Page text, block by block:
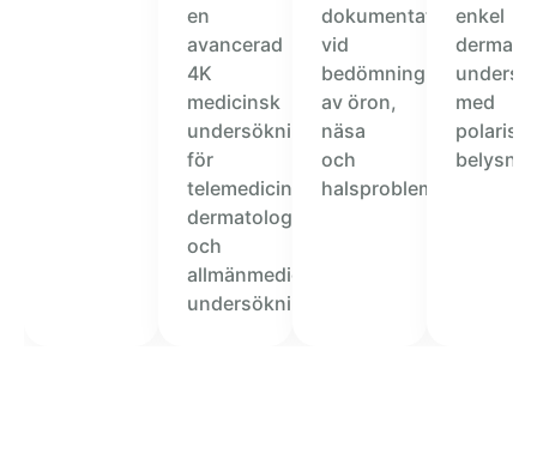
en
avancerad
4K
medicinsk
undersökningskamera
för
telemedicin,
dermatologi
och
allmänmedicinska
undersökningar.
dokumentation
vid
bedömning
av öron,
näsa
och
halsproblematik.
enkel
med